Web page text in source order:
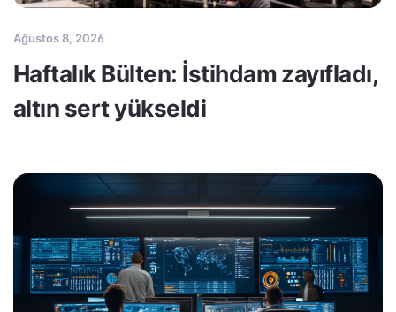
Ağustos 8, 2026
Haftalık Bülten: İstihdam zayıfladı,
altın sert yükseldi